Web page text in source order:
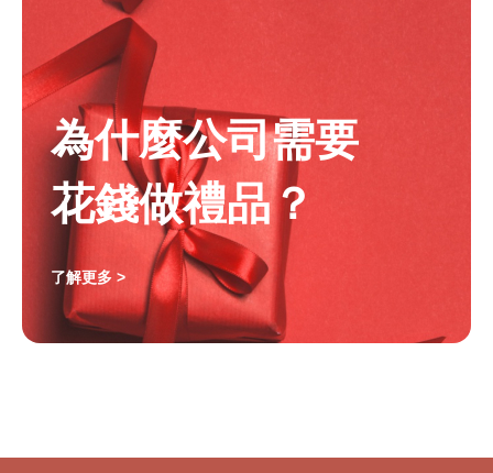
為什麼公司需要
花錢做禮品？
了解更多 >